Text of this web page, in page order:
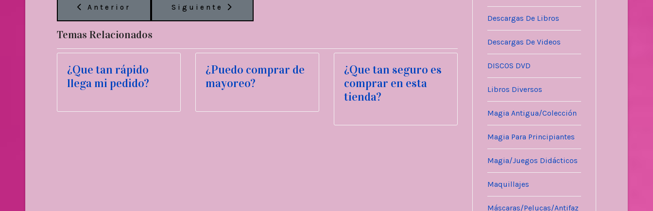
Artículo anterior: Sobre los productos electrónicos . (IMPORTANTE LEER)
Anterior Artículo siguiente: ¿Por qué no responden mi correo?
Siguiente
Temas Relacionados
¿Que tan rápido
llega mi pedido?
¿Puedo comprar de
mayoreo?
¿Que tan seguro es
comprar en esta
tienda?
Descargas De Libros
Descargas De Videos
DISCOS DVD
Libros Diversos
Magia Antigua/Colección
Magia Para Principiantes
Magia/Juegos Didácticos
Maquillajes
Máscaras/Pelucas/Antifaz